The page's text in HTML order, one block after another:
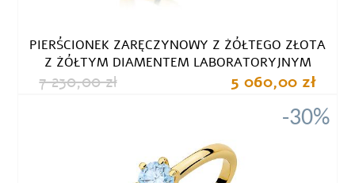
PIERŚCIONEK ZARĘCZYNOWY Z ŻÓŁTEGO ZŁOTA
Z ŻÓŁTYM DIAMENTEM LABORATORYJNYM
7 230,00 zł 5 060,00 zł
-30%